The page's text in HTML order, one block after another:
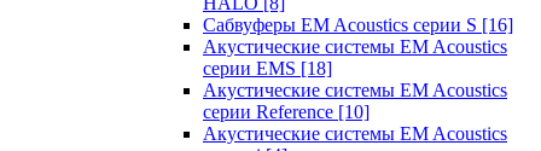
Сабвуферы EM Acoustics серии S [16]
Акустические системы EM Acoustics
серии EMS [18]
Акустические системы EM Acoustics
серии Reference [10]
Акустические системы EM Acoustics